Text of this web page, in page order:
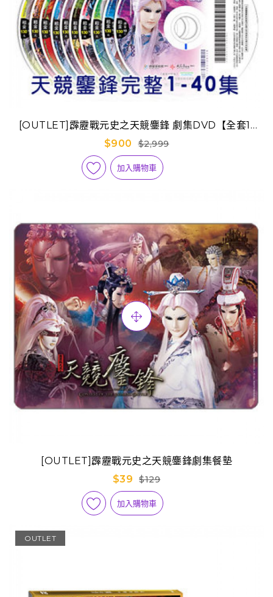
[OUTLET]霹靂戰元史之天競鏖鋒 劇集DVD【全套1-
40集】
$900 $2,999
加入購物車
[OUTLET]霹靂戰元史之天競鏖鋒劇集餐墊
$39
$129
加入購物車
OUTLET